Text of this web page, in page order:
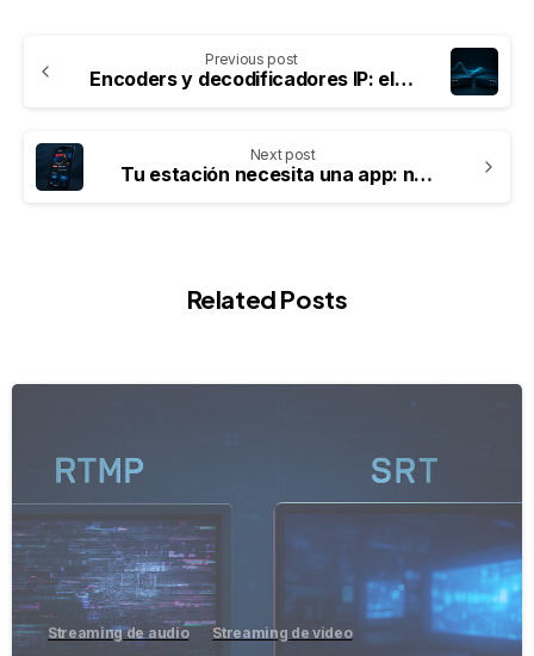
Previous post
Encoders y decodificadores IP: el eslabón olvidado que determina la calidad real de tu señal
Next post
Tu estación necesita una app: no para verse moderna, sino para vender más
Related Posts
Streaming de audio Streaming de video